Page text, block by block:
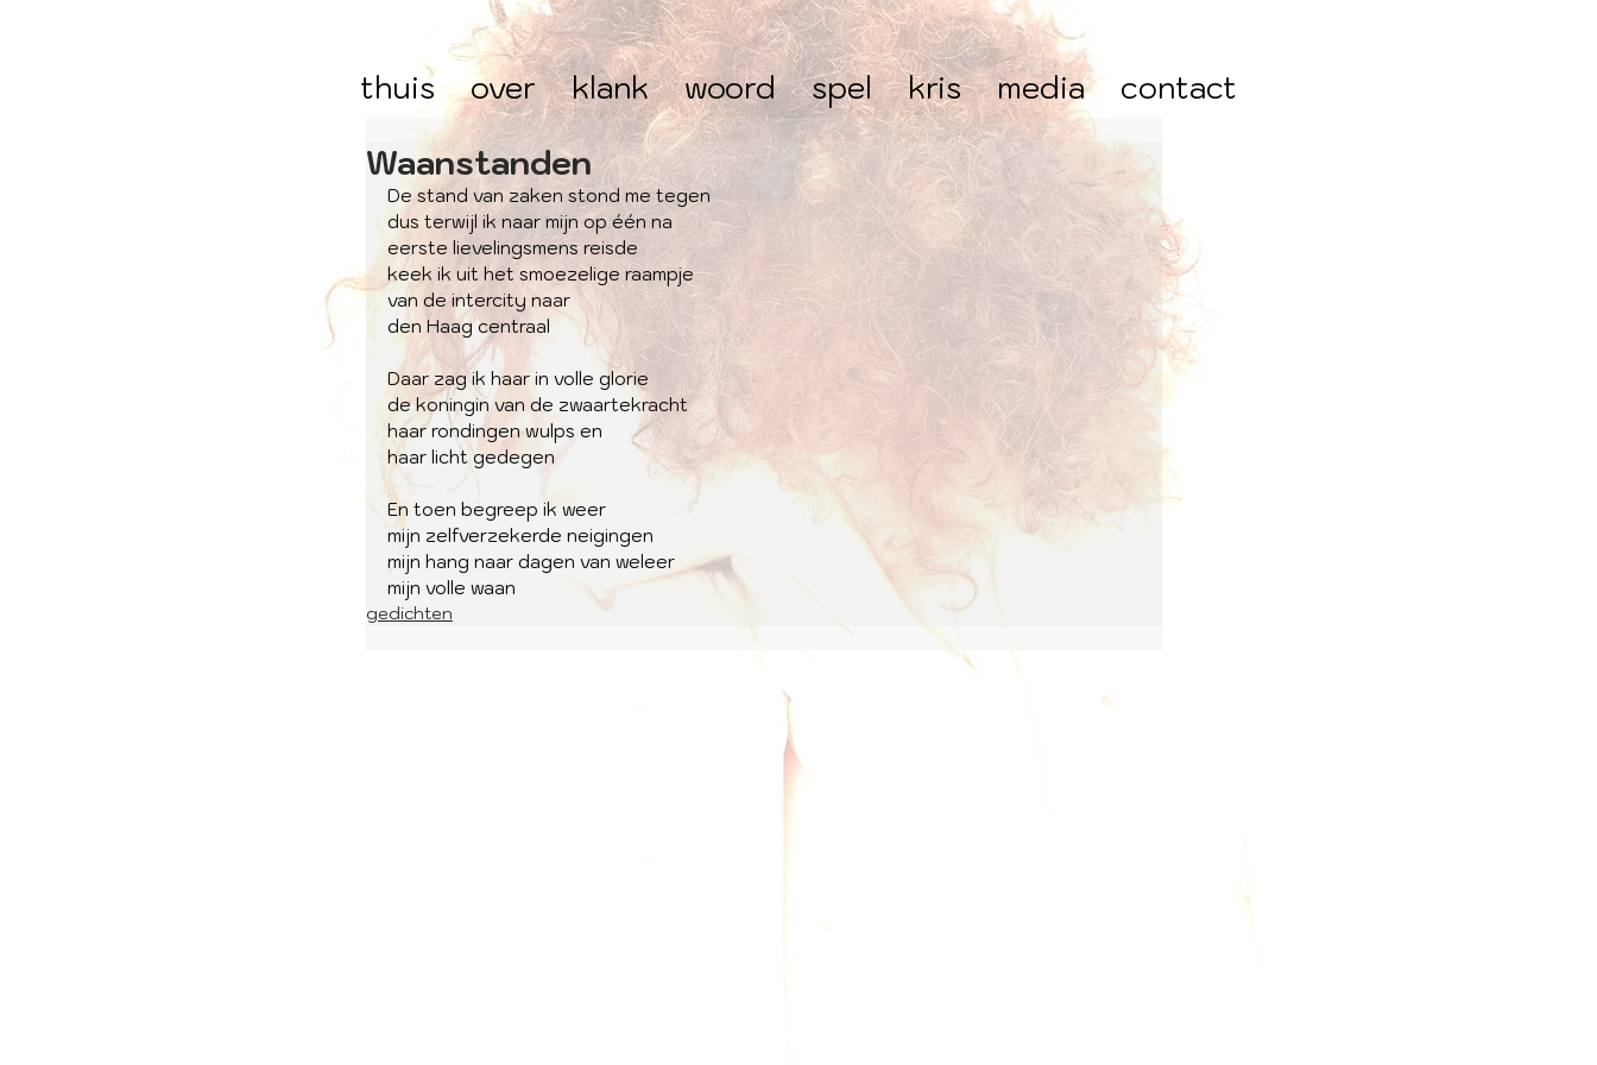
thuis over klank woord spel kris media contact
Waanstanden
De stand van zaken stond me tegen
dus terwijl ik naar mijn op één na
eerste lievelingsmens reisde
keek ik uit het smoezelige raampje
van de intercity naar
den Haag centraal
Daar zag ik haar in volle glorie
de koningin van de zwaartekracht
haar rondingen wulps en
haar licht gedegen
En toen begreep ik weer
mijn zelfverzekerde neigingen
mijn hang naar dagen van weleer
mijn volle waan
gedichten